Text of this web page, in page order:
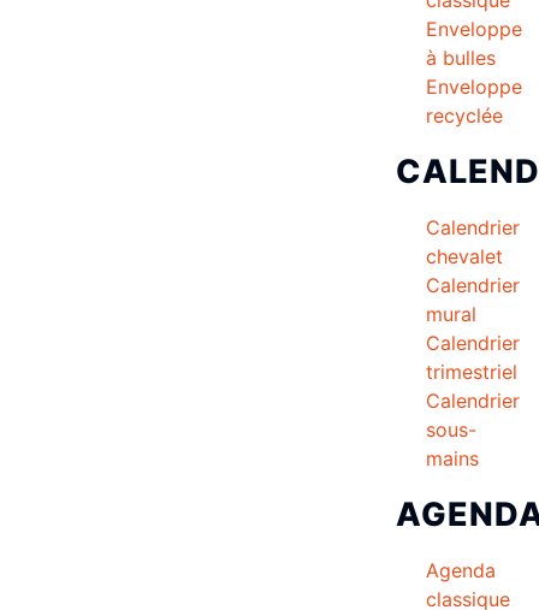
Enveloppe
à bulles
Enveloppe
recyclée
Calendrier
chevalet
Calendrier
mural
Calendrier
trimestriel
Calendrier
sous-
mains
Agenda
classique